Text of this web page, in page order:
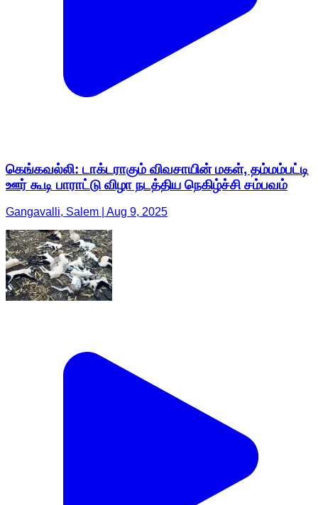
கெங்கவல்லி: டாக்டராகும் விவசாயின் மகள், தம்மம்பட்டி
ஊர் கூடி பாராட்டு விழா நடத்திய நெகிழ்ச்சி சம்பவம்
Gangavalli, Salem | Aug 9, 2025